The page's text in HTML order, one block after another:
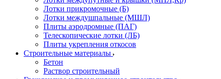
Лотки прикромочные (Б)
Лотки междушпальные (МШЛ)
Плиты аэродромные (ПАГ)
Телескопические лотки (ЛБ)
Плиты укрепления откосов
Строительные материалы
Бетон
Раствор строительный